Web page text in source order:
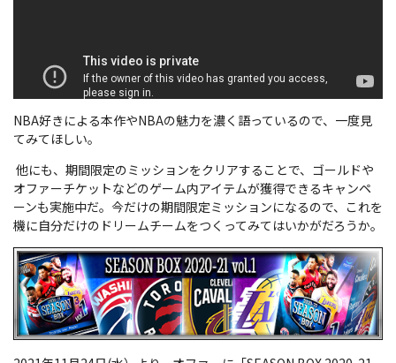
NBA好きによる本作やNBAの魅力を濃く語っているので、一度見
てみてほしい。
他にも、期間限定のミッションをクリアすることで、ゴールドや
オファーチケットなどのゲーム内アイテムが獲得できるキャンペ
ーンも実施中だ。今だけの期間限定ミッションになるので、これを
機に自分だけのドリームチームをつくってみてはいかがだろうか。